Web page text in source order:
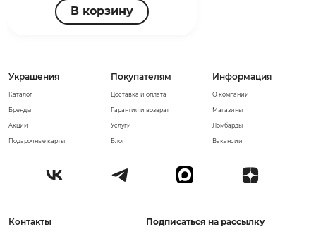
В корзину
Информация
О компании
Магазины
Ломбарды
Вакансии
Украшения
Каталог
Бренды
Акции
Подарочные карты
Покупателям
Доставка и оплата
Гарантия и возврат
Услуги
Блог
Контакты
Подписаться на рассылку